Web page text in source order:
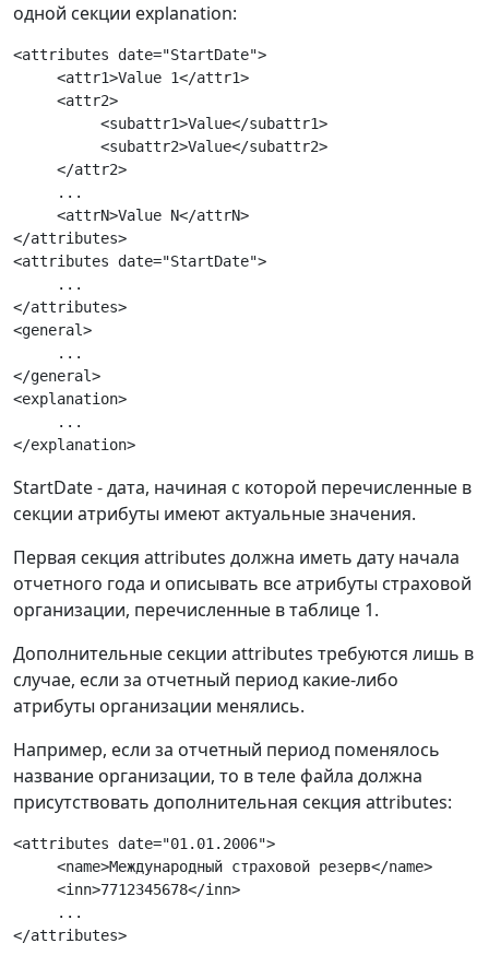
одной секции explanation:
<attributes date="StartDate">
     <attr1>Value 1</attr1>
     <attr2>
          <subattr1>Value</subattr1>
          <subattr2>Value</subattr2>
     </attr2>
     ...
     <attrN>Value N</attrN>
</attributes>
<attributes date="StartDate">
     ...
</attributes>
<general>
     ...
</general>
<explanation>
     ...
StartDate - дата, начиная с которой перечисленные в
секции атрибуты имеют актуальные значения.
Первая секция attributes должна иметь дату начала
отчетного года и описывать все атрибуты страховой
организации, перечисленные в таблице 1.
Дополнительные секции attributes требуются лишь в
случае, если за отчетный период какие-либо
атрибуты организации менялись.
Например, если за отчетный период поменялось
название организации, то в теле файла должна
присутствовать дополнительная секция attributes:
<attributes date="01.01.2006">
     <name>Международный страховой резерв</name>
     <inn>7712345678</inn>
     ...